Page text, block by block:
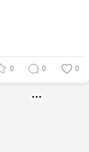
0 0 0